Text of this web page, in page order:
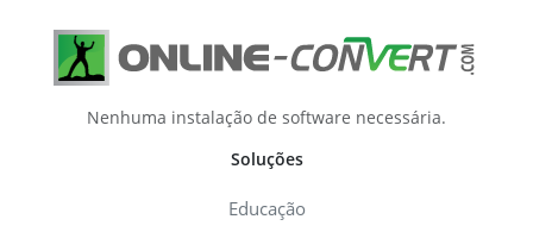
Nenhuma instalação de software necessária.
Soluções
Educação